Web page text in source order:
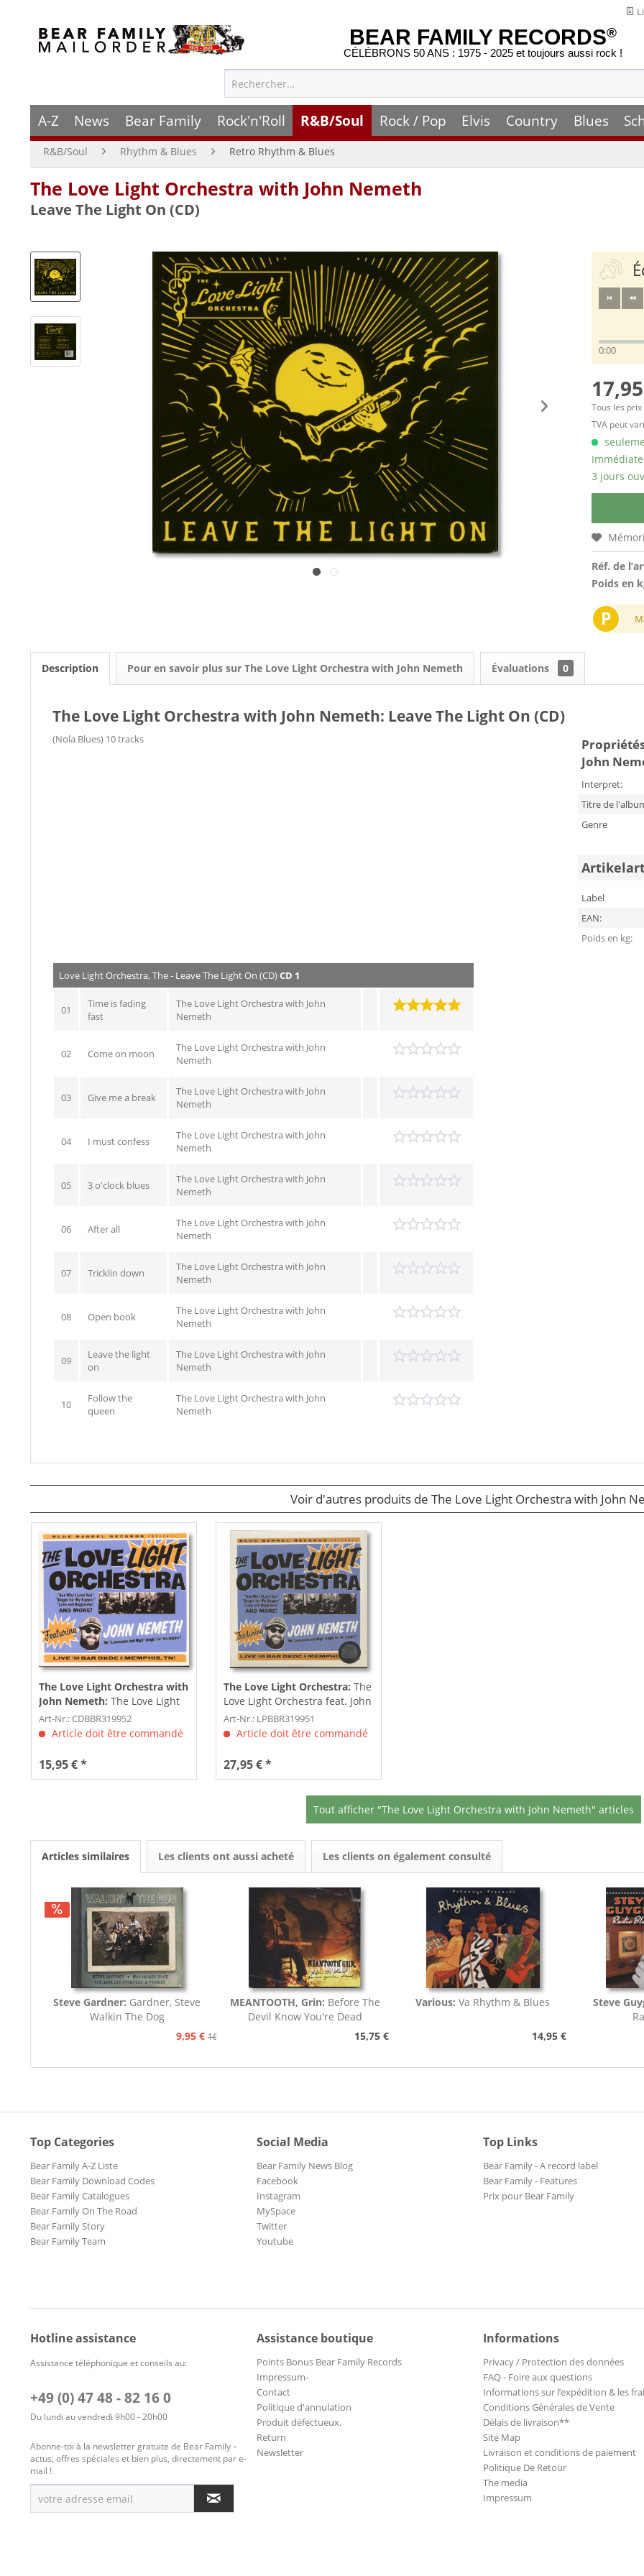
BEAR FAMILY RECORDS®
CÉLÉBRONS 50 ANS : 1975 - 2025 et toujours aussi rock !
A-Z News Bear Family Rock'n'Roll R&B/Soul Rock / Pop Elvis Country Blues
R&B/Soul Rhythm & Blues Retro Rhythm & Blues
The Love Light Orchestra with John Nemeth
Leave The Light On (CD)
0:00
Tous les
TVA peut
3 jours
Réf. de
Poids en
P
Description Pour en savoir plus sur The Love Light Orchestra with John Nemeth Évaluations 0
The Love Light Orchestra with John Nemeth: Leave The Light On (CD)
(Nola Blues) 10 tracks
John
Interpret:
Titre de
Genre
Label
EAN:
Poids en kg:
Love Light Orchestra, The - Leave The Light On (CD)CD 1
01
Time is fading
fast
The Love Light Orchestra with John
Nemeth
02 Come on moon
The Love Light Orchestra with John
Nemeth
03 Give me a break
The Love Light Orchestra with John
Nemeth
04 I must confess
The Love Light Orchestra with John
Nemeth
05 3 o'clock blues
The Love Light Orchestra with John
Nemeth
06 After all
The Love Light Orchestra with John
Nemeth
07 Tricklin down
The Love Light Orchestra with John
Nemeth
08 Open book
The Love Light Orchestra with John
Nemeth
09
Leave the light
on
The Love Light Orchestra with John
Nemeth
10
Follow the
queen
The Love Light Orchestra with John
Nemeth
Voir d'autres produits de The Love Light Orchestra with John
The Love Light Orchestra with
John Nemeth: The Love Light
Orchestra Featuring John
Nemeth...
Art-Nr.: CDBBR319952
Article doit être commandé
15,95 € *
The Love Light Orchestra: The
Love Light Orchestra feat. John
Nemeth (LP)
Art-Nr.: LPBBR319951
Article doit être commandé
27,95 € *
Tout afficher "The Love Light Orchestra with John Nemeth" articles
Articles similaires Les clients ont aussi acheté Les clients on également consulté
Steve Gardner: Gardner, Steve
Walkin The Dog
9,95 € 16,75 €
MEANTOOTH, Grin: Before The
Devil Know You're Dead
15,75 €
Various:Va Rhythm & Blues
14,95 €
Steve
Top Categories
Bear Family A-Z Liste
Bear Family Download Codes
Bear Family Catalogues
Bear Family On The Road
Bear Family Story
Bear Family Team
Social Media
Bear Family News Blog
Facebook
Instagram
MySpace
Twitter
Youtube
Top Links
Bear Family - A record label
Bear Family - Features
Prix pour Bear Family
Hotline assistance
Assistance téléphonique et conseils au:
+49 (0) 47 48 - 82 16 0
Du lundi au vendredi 9h00 - 20h00
Abonne-toi à la newsletter gratuite de Bear Family –
actus, offres spéciales et bien plus, directement par e-
mail !
Assistance boutique
Points Bonus Bear Family Records
Impressum-
Contact
Politique d'annulation
Produit défectueux.
Return
Newsletter
Informations
Privacy / Protection des données
FAQ - Foire aux questions
Informations sur l’expédition & les
Conditions Générales de Vente
Délais de livraison**
Site Map
Livraison et conditions de paiement
Politique De Retour
The media
Impressum